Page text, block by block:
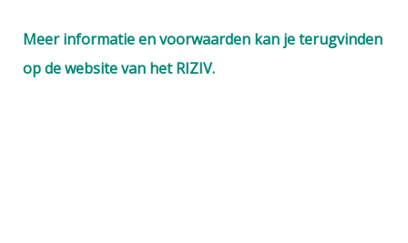
Meer informatie en voorwaarden kan je terugvinden
op de website van het RIZIV.